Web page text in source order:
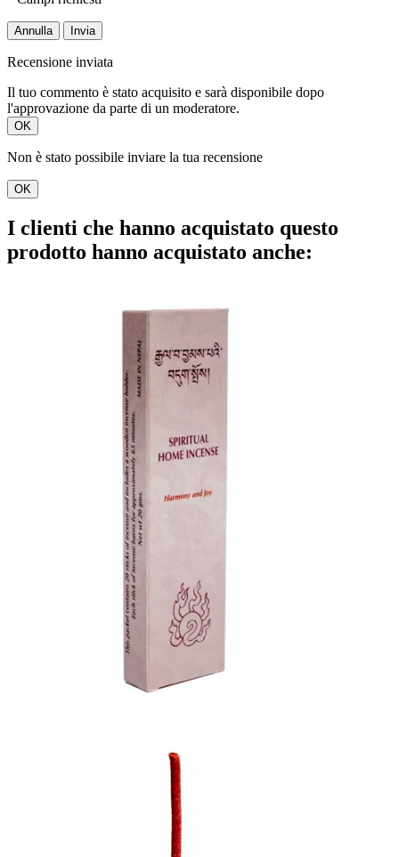
Annulla Invia
Recensione inviata
Il tuo commento è stato acquisito e sarà disponibile dopo
l'approvazione da parte di un moderatore.
OK
Non è stato possibile inviare la tua recensione
OK
I clienti che hanno acquistato questo
prodotto hanno acquistato anche: